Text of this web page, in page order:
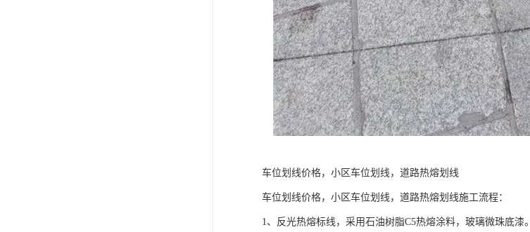
车位划线价格，小区车位划线，道路热熔划线
车位划线价格，小区车位划线，道路热熔划线施工流程：
1、反光热熔标线，采用石油树脂C5热熔涂料，玻璃微珠底漆。